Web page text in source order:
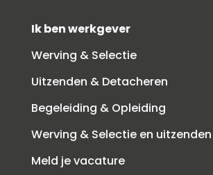
Ik ben werkgever
Werving & Selectie
Uitzenden & Detacheren
Begeleiding & Opleiding
Werving & Selectie en uitzenden
Meld je vacature